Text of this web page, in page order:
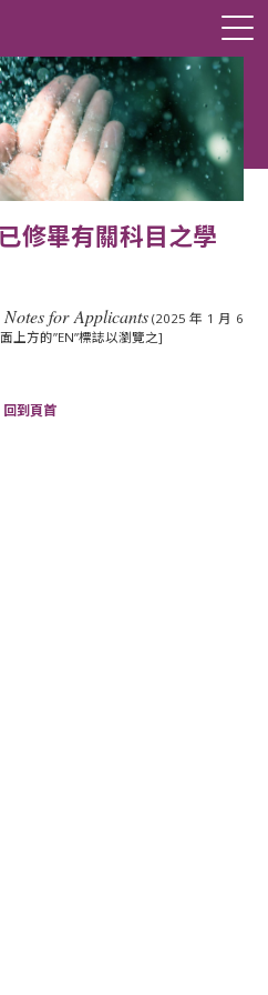
修畢有關科目之學
Notes for Applicants(2025 年 1 月 6
上方的”EN”標誌以瀏覽之]
回到頁首